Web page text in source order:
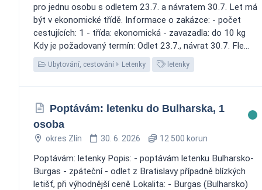
pro jednu osobu s odletem 23.7. a návratem 30.7. Let má
být v ekonomické třídě. Informace o zakázce: - počet
cestujících: 1 - třída: ekonomická - zavazadla: do 10 kg
Kdy je požadovaný termín: Odlet 23.7., návrat 30.7. Fle...
Ubytování, cestování Letenky letenky
Poptávám: letenku do Bulharska, 1
osoba
okres Zlín 30. 6. 2026 12 500 korun
Poptávám: letenky Popis: - poptávám letenku Bulharsko-
Burgas - zpáteční - odlet z Bratislavy případně blízkých
letišť, při výhodnější ceně Lokalita: - Burgas (Bulharsko)